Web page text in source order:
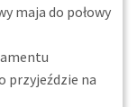
maja do połowy
przyjeździe na